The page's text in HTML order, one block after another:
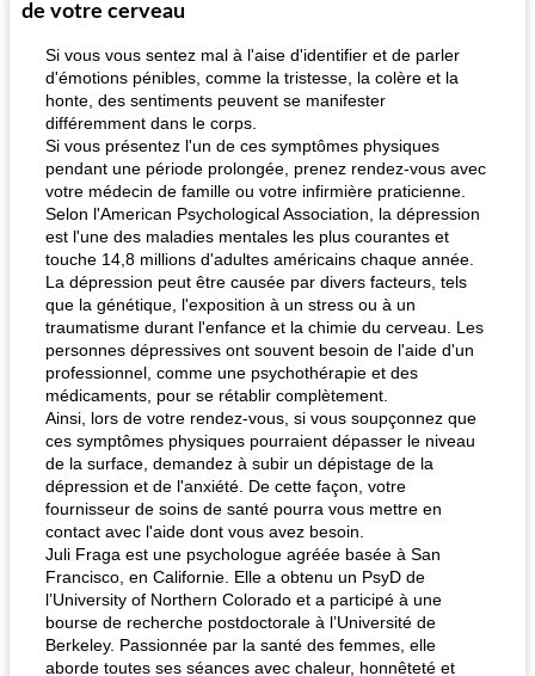
pois chiches rôtis aux épices amandes au cheddar rôti
de votre cerveau
Si vous vous sentez mal à l'aise d'identifier et de parler
d'émotions pénibles, comme la tristesse, la colère et la
honte, des sentiments peuvent se manifester
différemment dans le corps.
Si vous présentez l'un de ces symptômes physiques
pendant une période prolongée, prenez rendez-vous avec
votre médecin de famille ou votre infirmière praticienne.
Selon l'American Psychological Association, la dépression
est l'une des maladies mentales les plus courantes et
touche 14,8 millions d'adultes américains chaque année.
La dépression peut être causée par divers facteurs, tels
que la génétique, l'exposition à un stress ou à un
traumatisme durant l'enfance et la chimie du cerveau. Les
personnes dépressives ont souvent besoin de l'aide d'un
professionnel, comme une psychothérapie et des
médicaments, pour se rétablir complètement.
Ainsi, lors de votre rendez-vous, si vous soupçonnez que
ces symptômes physiques pourraient dépasser le niveau
de la surface, demandez à subir un dépistage de la
dépression et de l'anxiété. De cette façon, votre
fournisseur de soins de santé pourra vous mettre en
contact avec l'aide dont vous avez besoin.
Juli Fraga est une psychologue agréée basée à San
Francisco, en Californie. Elle a obtenu un PsyD de
l’University of Northern Colorado et a participé à une
bourse de recherche postdoctorale à l’Université de
Berkeley. Passionnée par la santé des femmes, elle
aborde toutes ses séances avec chaleur, honnêteté et